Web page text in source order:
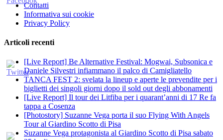
Contatti
Informativa sui cookie
Privacy Policy
Articoli recenti
[Live Report] Be Alternative Festival: Mogwai, Subsonica e
Daniele Silvestri infiammano il palco di Camigliatello
TANCA FEST 2: svelata la lineup e aperte le prevendite per i
biglietti dei singoli giorni dopo il sold out degli abbonamenti
[Live Report] Il tour dei Litfiba per i quarant’anni di 17 Re fa
tappa a Cosenza
[Photostory] Suzanne Vega porta il suo Flying With Angels
Tour al Giardino Scotto di Pisa
Suzanne Vega protagonista al Giardino Scotto di Pisa sabato